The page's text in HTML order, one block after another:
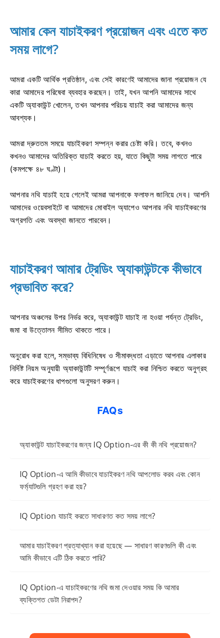
আমার কেন যাচাইকরণ প্রয়োজন এবং এতে কত
সময় লাগে?
আমরা একটি আর্থিক প্রতিষ্ঠান, এবং সেই কারণেই আমাদের জানা প্রয়োজন যে
কারা আমাদের পরিষেবা ব্যবহার করছেন। তাই, যখন আপনি আমাদের সাথে
একটি অ্যাকাউন্ট খোলেন, তখন আপনার পরিচয় যাচাই করা আমাদের জন্য
আবশ্যক।
আমরা দ্রুততম সময়ে যাচাইকরণ সম্পন্ন করার চেষ্টা করি। তবে, কখনও
কখনও আমাদের অতিরিক্ত যাচাই করতে হয়, যাতে কিছুটা সময় লাগতে পারে
(কমপক্ষে ৪৮ ঘণ্টা)।
আপনার নথি যাচাই হয়ে গেলেই আমরা আপনাকে ফলাফল জানিয়ে দেব। আপনি
আমাদের ওয়েবসাইটে বা আমাদের মোবাইল অ্যাপেও আপনার নথি যাচাইকরণের
অগ্রগতি এবং অবস্থা জানতে পারবেন।
যাচাইকরণ আমার ট্রেডিং অ্যাকাউন্টকে কীভাবে
প্রভাবিত করে?
আপনার অঞ্চলের উপর নির্ভর করে, অ্যাকাউন্ট যাচাই না হওয়া পর্যন্ত ট্রেডিং,
জমা বা উত্তোলন সীমিত থাকতে পারে।
অনুরোধ করা হলে, সম্ভাব্য বিধিনিষেধ ও সীমাবদ্ধতা এড়াতে আপনার এলাকার
নির্দিষ্ট নিয়ম অনুযায়ী অ্যাকাউন্টটি সম্পূর্ণরূপে যাচাই করা নিশ্চিত করতে অনুগ্রহ
করে যাচাইকরণের ধাপগুলো অনুসরণ করুন।
FAQs
অ্যাকাউন্ট যাচাইকরণের জন্য IQ Option-এর কী কী নথি প্রয়োজন?
IQ Option-এ আমি কীভাবে যাচাইকরণ নথি আপলোড করব এবং কোন
ফর্ম্যাটগুলি গ্রহণ করা হয়?
IQ Option যাচাই করতে সাধারণত কত সময় লাগে?
আমার যাচাইকরণ প্রত্যাখ্যান করা হয়েছে — সাধারণ কারণগুলি কী এবং
আমি কীভাবে এটি ঠিক করতে পারি?
IQ Option-এ যাচাইকরণের নথি জমা দেওয়ার সময় কি আমার
ব্যক্তিগত ডেটা নিরাপদ?